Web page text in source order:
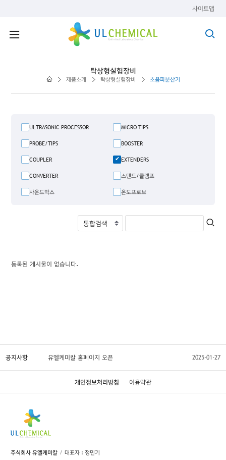
사이트맵
탁상형실험장비
제품소개 탁상형실험장비 초음파분산기
ULTRASONIC PROCESSOR
MICRO TIPS
PROBE/TIPS
BOOSTER
COUPLER
EXTENDERS
CONVERTER
스탠드/클램프
사운드박스
온도프로브
등록된 게시물이 없습니다.
공지사항 유엘케미칼 홈페이지 오픈 2025-01-27
개인정보처리방침 이용약관
주식회사 유엘케미칼
대표자 : 정민기